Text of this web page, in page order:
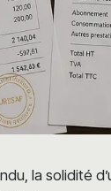
la solidité